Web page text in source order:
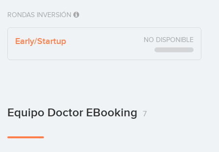
RONDAS INVERSIÓN
Early/Startup NO DISPONIBLE
Equipo Doctor EBooking 7